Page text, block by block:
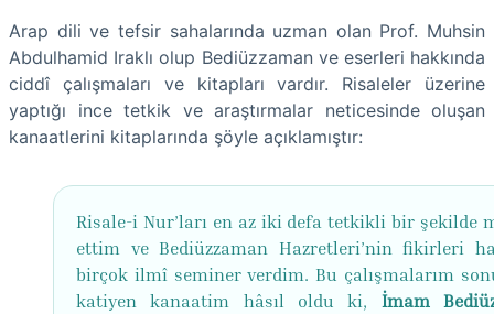
Arap dili ve tefsir sahalarında uzman olan Prof. Muhsin
Abdulhamid Iraklı olup Bediüzzaman ve eserleri hakkında
ciddî çalışmaları ve kitapları vardır. Risaleler üzerine
yaptığı ince tetkik ve araştırmalar neticesinde oluşan
kanaatlerini kitaplarında şöyle açıklamıştır:
Risale-i Nur’ları en az iki defa tetkikli bir şekilde
ettim ve Bediüzzaman Hazretleri’nin fikirleri
birçok ilmî seminer verdim. Bu çalışmalarım
katiyen kanaatim hâsıl oldu ki, İmam